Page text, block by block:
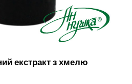
екстракт з хмелю